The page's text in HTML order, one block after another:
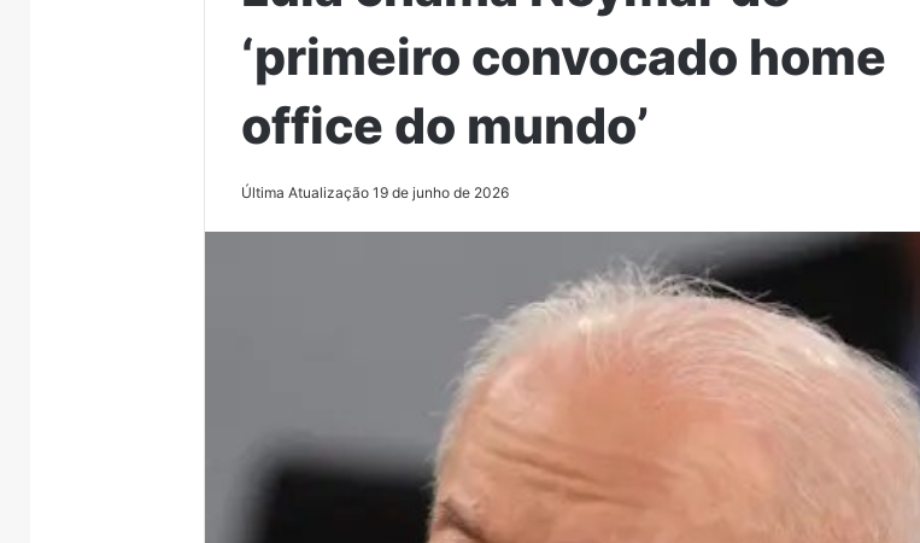
‘primeiro convocado home
office do mundo’
Última Atualização 19 de junho de 2026